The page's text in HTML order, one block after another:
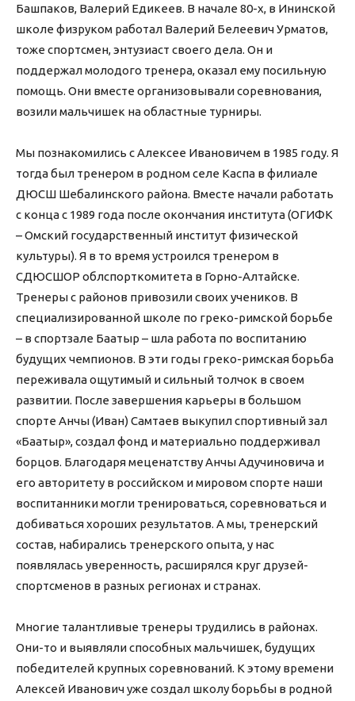
Башпаков, Валерий Едикеев. В начале 80-х, в Ининской
школе физруком работал Валерий Белеевич Урматов,
тоже спортсмен, энтузиаст своего дела. Он и
поддержал молодого тренера, оказал ему посильную
помощь. Они вместе организовывали соревнования,
возили мальчишек на областные турниры.
Мы познакомились с Алексее Ивановичем в 1985 году. Я
тогда был тренером в родном селе Каспа в филиале
ДЮСШ Шебалинского района. Вместе начали работать
с конца с 1989 года после окончания института (ОГИФК
– Омский государственный институт физической
культуры). Я в то время устроился тренером в
СДЮСШОР облспорткомитета в Горно-Алтайске.
Тренеры с районов привозили своих учеников. В
специализированной школе по греко-римской борьбе
– в спортзале Баатыр – шла работа по воспитанию
будущих чемпионов. В эти годы греко-римская борьба
переживала ощутимый и сильный толчок в своем
развитии. После завершения карьеры в большом
спорте Анчы (Иван) Самтаев выкупил спортивный зал
«Баатыр», создал фонд и материально поддерживал
борцов. Благодаря меценатству Анчы Адучиновича и
его авторитету в российском и мировом спорте наши
воспитанники могли тренироваться, соревноваться и
добиваться хороших результатов. А мы, тренерский
состав, набирались тренерского опыта, у нас
появлялась уверенность, расширялся круг друзей-
спортсменов в разных регионах и странах.
Многие талантливые тренеры трудились в районах.
Они-то и выявляли способных мальчишек, будущих
победителей крупных соревнований. К этому времени
Алексей Иванович уже создал школу борьбы в родной